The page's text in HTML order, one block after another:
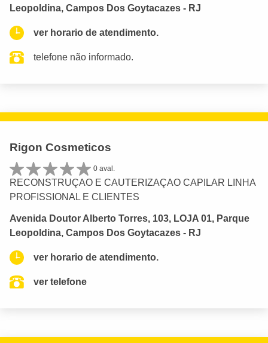
Leopoldina, Campos Dos Goytacazes - RJ
ver horario de atendimento.
telefone não informado.
Rigon Cosmeticos
0 aval.
RECONSTRUÇAO E CAUTERIZAÇAO CAPILAR LINHA
PROFISSIONAL E CLIENTES
Avenida Doutor Alberto Torres, 103, LOJA 01, Parque
Leopoldina, Campos Dos Goytacazes - RJ
ver horario de atendimento.
ver telefone